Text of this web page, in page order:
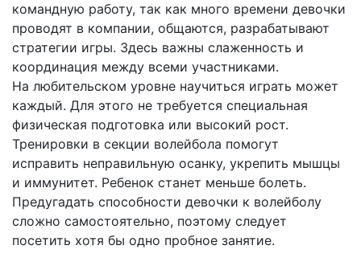
командную работу, так как много времени девочки
проводят в компании, общаются, разрабатывают
стратегии игры. Здесь важны слаженность и
координация между всеми участниками.
На любительском уровне научиться играть может
каждый. Для этого не требуется специальная
физическая подготовка или высокий рост.
Тренировки в секции волейбола помогут
исправить неправильную осанку, укрепить мышцы
и иммунитет. Ребенок станет меньше болеть.
Предугадать способности девочки к волейболу
сложно самостоятельно, поэтому следует
посетить хотя бы одно пробное занятие.